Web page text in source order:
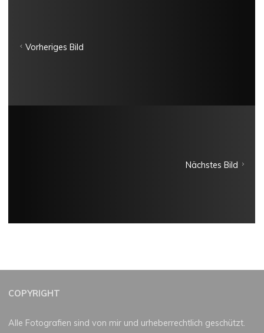
Vorheriges Bild
Nächstes Bild
COPYRIGHT
Alle Fotografien sind von mir und urheberrechtlich geschützt.